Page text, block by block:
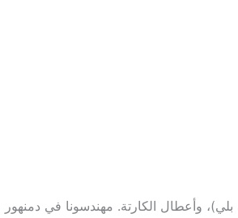
وأعطال الكارتة. مهندسونا في